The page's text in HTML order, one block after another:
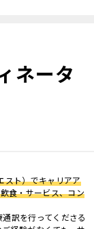
ネータ
スト）でキャリアア
食・サービス、コン
訳を行ってくださる